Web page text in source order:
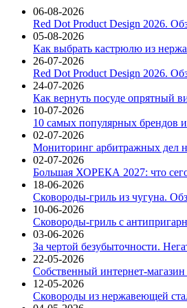
06-08-2026
Red Dot Product Design 2026.
05-08-2026
Как выбрать кастрюлю из
26-07-2026
Red Dot Product Design 2026.
24-07-2026
Как вернуть посуде опрятный
10-07-2026
10 самых популярных брендов
02-07-2026
Мониторинг арбитражных дел
02-07-2026
Большая ХОРЕКА 2027: что
18-06-2026
Сковороды-гриль из чугуна.
10-06-2026
Сковороды-гриль с
03-06-2026
За чертой безубыточности.
22-05-2026
Собственный интернет-
12-05-2026
Сковороды из нержавеющей